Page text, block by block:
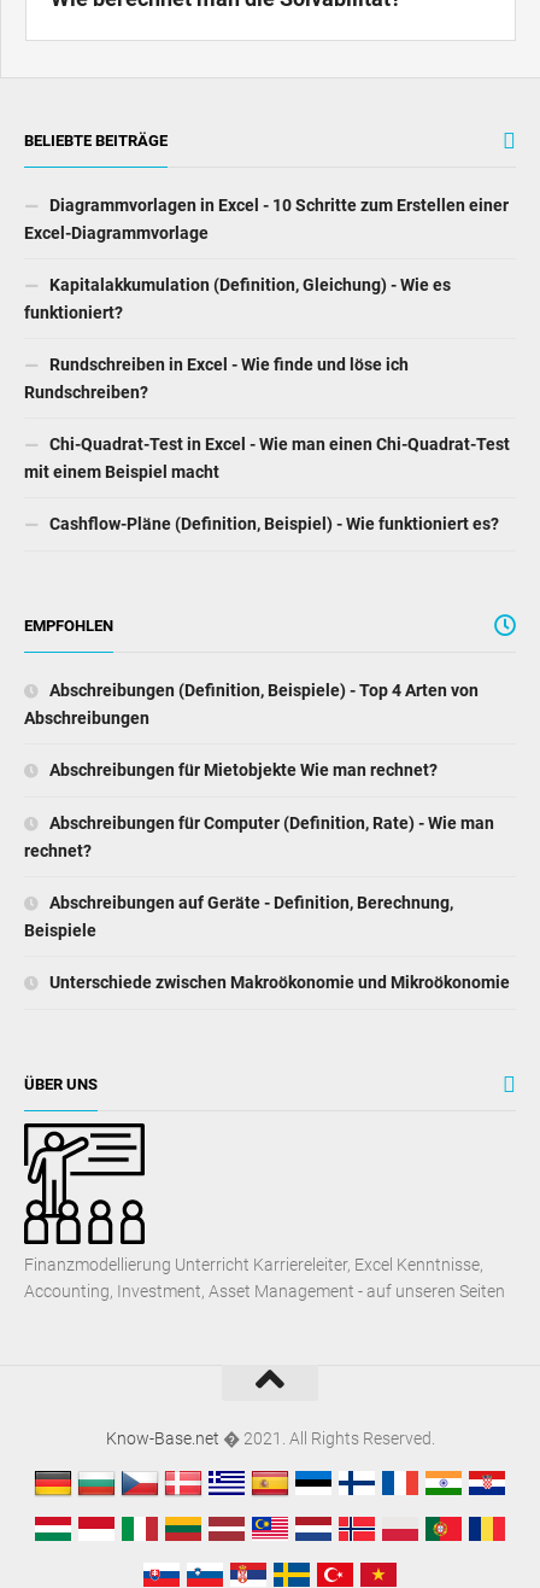
BELIEBTE BEITRÄGE
Diagrammvorlagen in Excel - 10 Schritte zum Erstellen einer
Excel-Diagrammvorlage
Kapitalakkumulation (Definition, Gleichung) - Wie es
funktioniert?
Rundschreiben in Excel - Wie finde und löse ich
Rundschreiben?
Chi-Quadrat-Test in Excel - Wie man einen Chi-Quadrat-Test
mit einem Beispiel macht
Cashflow-Pläne (Definition, Beispiel) - Wie funktioniert es?
EMPFOHLEN
Abschreibungen (Definition, Beispiele) - Top 4 Arten von
Abschreibungen
Abschreibungen für Mietobjekte Wie man rechnet?
Abschreibungen für Computer (Definition, Rate) - Wie man
rechnet?
Abschreibungen auf Geräte - Definition, Berechnung,
Beispiele
Unterschiede zwischen Makroökonomie und Mikroökonomie
ÜBER UNS
Finanzmodellierung Unterricht Karriereleiter, Excel Kenntnisse,
Accounting, Investment, Asset Management - auf unseren Seiten
Know-Base.net � 2021. All Rights Reserved.